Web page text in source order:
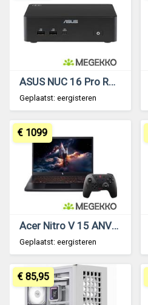
ASUS NUC 16 Pro RNUC16GDKV760002 Zwart 366H
Geplaatst: eergisteren
Acer Nitro V 15 ANV15-52-750T 15.6 Intel Core i7-13620H RTX 5060 Laptop
Geplaatst: eergisteren
€ 1099
€ 85,95